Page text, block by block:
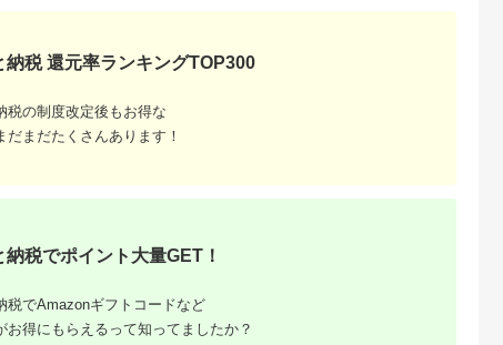
いくら
？おす
納税 還元率ランキングTOP300
税の制度改定後もお得な
だまだたくさんあります！
納税でポイント大量GET！
税でAmazonギフトコードなど
お得にもらえるって知ってましたか？